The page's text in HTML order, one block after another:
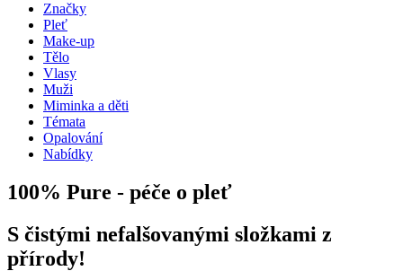
Značky
Pleť
Make-up
Tělo
Vlasy
Muži
Miminka a děti
Témata
Opalování
Nabídky
100% Pure - péče o pleť
S čistými nefalšovanými složkami z
přírody!